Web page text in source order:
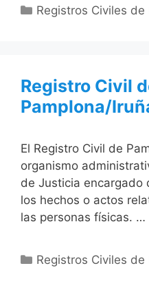
Categorías
Registros Civiles de
Registro Civil
Pamplona/
El Registro Civil de
organismo
de Justicia encargado
los hechos o actos
las personas físicas. …
Categorías
Registros Civiles de